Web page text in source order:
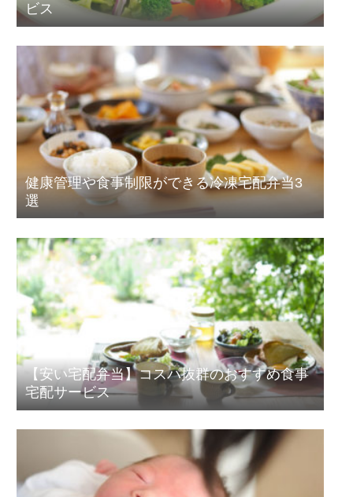
ビス
健康管理や食事制限ができる冷凍宅配弁当3
選
【安い宅配弁当】コスパ抜群のおすすめ食事
宅配サービス